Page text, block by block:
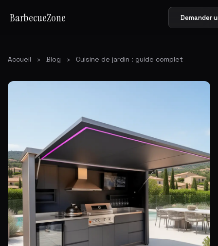
BarbecueZone Demander
Accueil › Blog › Cuisine de jardin : guide complet